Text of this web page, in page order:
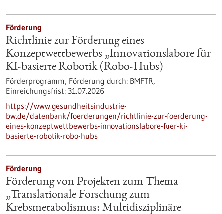
Förderung
Richtlinie zur Förderung eines
Konzeptwettbewerbs „Innovationslabore für
KI-basierte Robotik (Robo-Hubs)
Förderprogramm, Förderung durch: BMFTR,
Einreichungsfrist: 31.07.2026
https://www.gesundheitsindustrie-
bw.de/datenbank/foerderungen/richtlinie-zur-foerderung-
eines-konzeptwettbewerbs-innovationslabore-fuer-ki-
basierte-robotik-robo-hubs
Förderung
Förderung von Projekten zum Thema
„Translationale Forschung zum
Krebsmetabolismus: Multidisziplinäre